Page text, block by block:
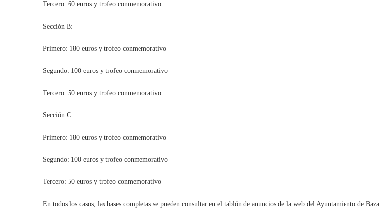
Tercero: 60 euros y trofeo conmemorativo
Sección B:
Primero: 180 euros y trofeo conmemorativo
Segundo: 100 euros y trofeo conmemorativo
Tercero: 50 euros y trofeo conmemorativo
Sección C:
Primero: 180 euros y trofeo conmemorativo
Segundo: 100 euros y trofeo conmemorativo
Tercero: 50 euros y trofeo conmemorativo
En todos los casos, las bases completas se pueden consultar en el tablón de anuncios de la web del Ayuntamiento de Baza.